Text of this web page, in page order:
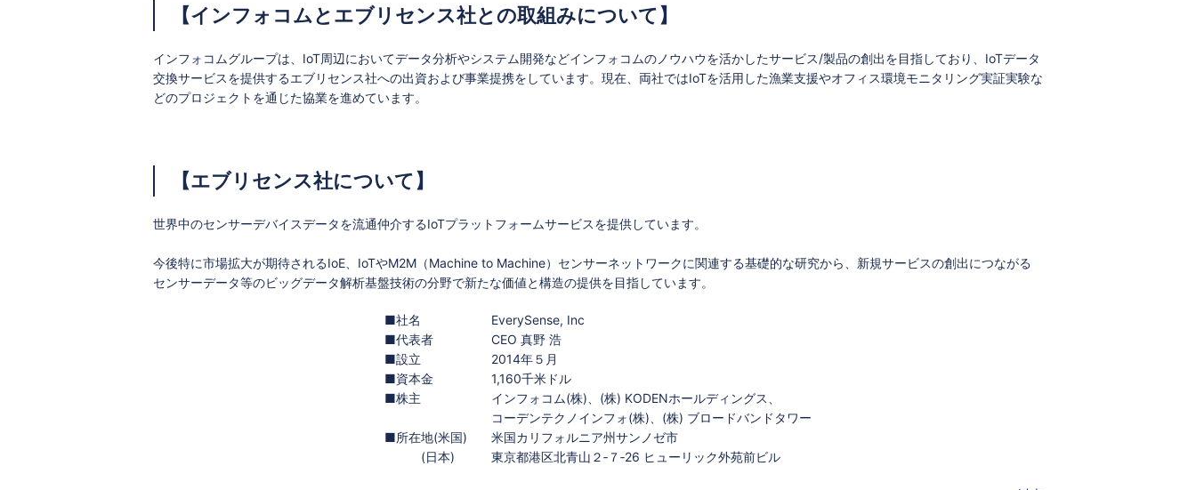
【インフォコムとエブリセンス社との取組みについて】
インフォコムグループは、IoT周辺においてデータ分析やシステム開発などインフォコムのノウハウを活かしたサービス/製品の創出を目指しており、IoTデータ
交換サービスを提供するエブリセンス社への出資および事業提携をしています。現在、両社ではIoTを活用した漁業支援やオフィス環境モニタリング実証実験な
どのプロジェクトを通じた協業を進めています。
【エブリセンス社について】
世界中のセンサーデバイスデータを流通仲介するIoTプラットフォームサービスを提供しています。
今後特に市場拡大が期待されるIoE、IoTやM2M（Machine to Machine）センサーネットワークに関連する基礎的な研究から、新規サービスの創出につながる
センサーデータ等のビッグデータ解析基盤技術の分野で新たな価値と構造の提供を目指しています。
■社名
EverySense, Inc
■代表者
CEO 真野 浩
■設立
2014年５月
■資本金
1,160千米ドル
■株主
インフォコム(株)、(株) KODENホールディングス、
コーデンテクノインフォ(株)、(株) ブロードバンドタワー
■所在地(米国)
米国カリフォルニア州サンノゼ市
(日本)
東京都港区北青山２‐７‐26 ヒューリック外苑前ビル